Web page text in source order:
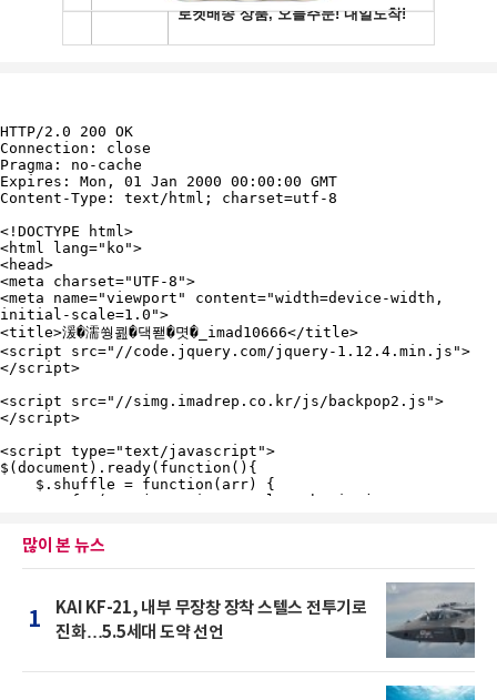
많이 본 뉴스
1
KAI KF-21, 내부 무장창 장착 스텔스 전투기로
진화…5.5세대 도약 선언